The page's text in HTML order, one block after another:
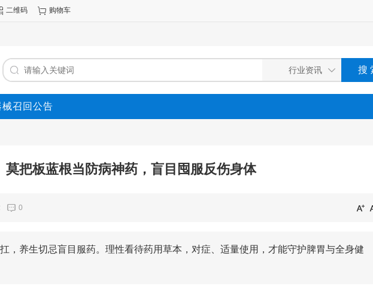
二维码 购物车
召回公告
莫把板蓝根当防病神药，盲目囤服反伤身体
0
，养生切忌盲目服药。理性看待药用草本，对症、适量使用，才能守护脾胃与全身健